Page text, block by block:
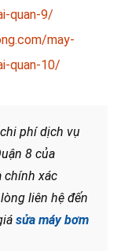
quan-9/
may-
quan-10/
phí dịch vụ
8 của
chính xác
liên hệ đến
sửa máy bơm